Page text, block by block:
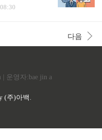
정에서 수분이 응축응축수에
이 증식하면서 악취 발..
청년내일채
공제와 취업
청 방법어떤
원하는 제도
정규직으로
/ 3년형방식:
다음
| 운영자:bae jin a
(주)아백.